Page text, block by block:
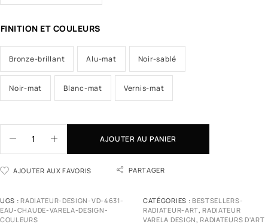
FINITION ET COULEURS
Bronze-brillant Alu-mat Noir-sablé
Noir-mat Blanc-mat Vernis-mat
AJOUTER AU PANIER
AJOUTER AUX FAVORIS PARTAGER
UGS :RADIATEUR-DESIGN-VD-4631-
EAU-CHAUDE-VARELA-DESIGN-
COULEURS
CATÉGORIES : BESTSELLERS-
RADIATEUR-ART,RADIATEUR
VARELA DESIGN ,RADIATEURS D'ART